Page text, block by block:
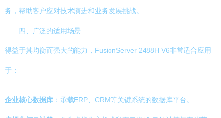
务，帮助客户应对技术演进和业务发展挑战。
四、广泛的适用场景
得益于其均衡而强大的能力，FusionServer 2488H V6非常适合应用
于：
企业核心数据库 ：承载ERP、CRM等关键系统的数据库平台。